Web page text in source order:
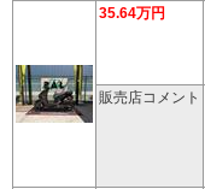
35.64万円
販売店コメント